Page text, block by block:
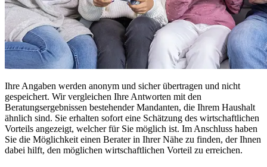
Ihre Angaben werden anonym und sicher übertragen und nicht
gespeichert. Wir vergleichen Ihre Antworten mit den
Beratungsergebnissen bestehender Mandanten, die Ihrem Haushalt
ähnlich sind. Sie erhalten sofort eine Schätzung des wirtschaftlichen
Vorteils angezeigt, welcher für Sie möglich ist. Im Anschluss haben
Sie die Möglichkeit einen Berater in Ihrer Nähe zu finden, der Ihnen
dabei hilft, den möglichen wirtschaftlichen Vorteil zu erreichen.